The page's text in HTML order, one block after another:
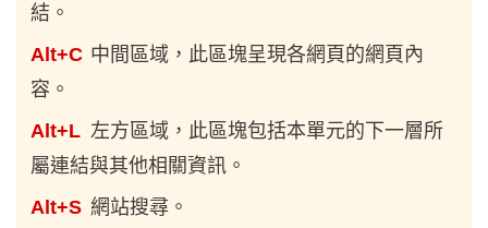
結。
Alt+C 中間區域，此區塊呈現各網頁的網頁內
容。
Alt+L 左方區域，此區塊包括本單元的下一層所
屬連結與其他相關資訊。
Alt+S 網站搜尋。